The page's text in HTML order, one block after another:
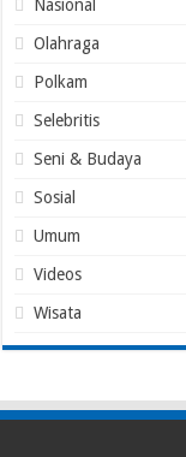
Nasional
Olahraga
Polkam
Selebritis
Seni & Budaya
Sosial
Umum
Videos
Wisata